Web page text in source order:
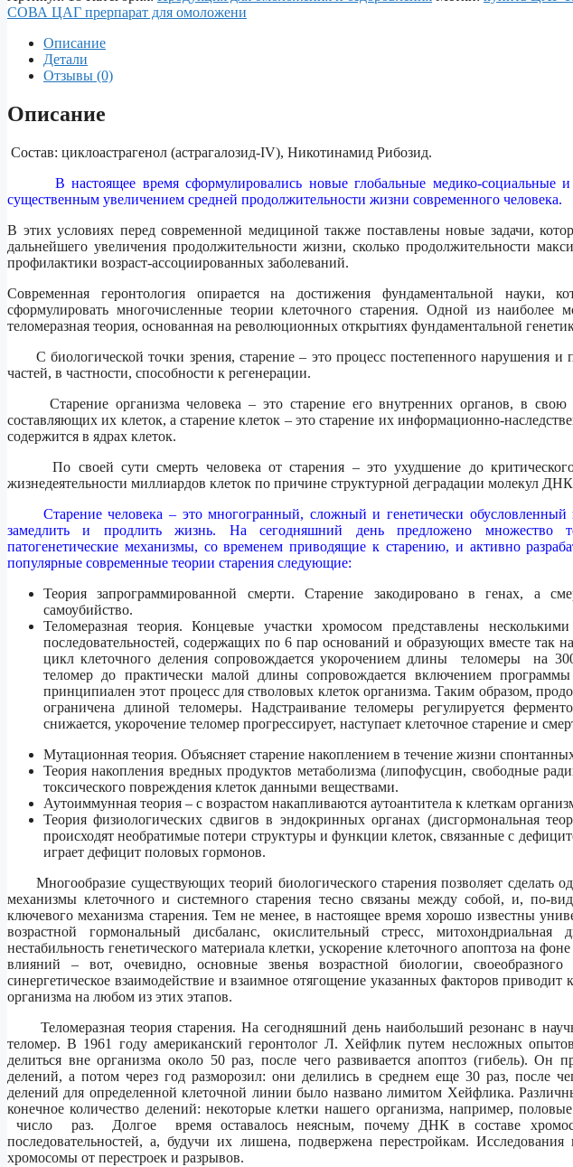
Циклоастрагенол
–
активатор
теломеразы
процессов
старения
СОВА ЦАГ прерпарат для омоложени
Описание
Детали
Отзывы (0)
Описание
Состав: циклоастрагенол (астрагалозид-IV), Никотинамид Рибозид.
В настоящее время сформулировались новые глобальные медико-социальные
существенным увеличением средней продолжительности жизни современного человека.
В этих условиях перед современной медициной также поставлены новые задачи,
дальнейшего увеличения продолжительности жизни, сколько продолжительности
профилактики возраст-ассоциированных заболеваний.
Современная геронтология опирается на достижения фундаментальной науки,
сформулировать многочисленные теории клеточного старения. Одной из наиболее
теломеразная теория, основанная на революционных открытиях фундаментальной
С биологической точки зрения, старение – это процесс постепенного нарушения и
частей, в частности, способности к регенерации.
Старение организма человека – это старение его внутренних органов, в свою
составляющих их клеток, а старение клеток – это старение их информационно-
содержится в ядрах клеток.
По своей сути смерть человека от старения – это ухудшение до критического
жизнедеятельности миллиардов клеток по причине структурной деградации молекул
Старение человека – это многогранный, сложный и генетически обусловленный
замедлить и продлить жизнь. На сегодняшний день предложено множество
патогенетические механизмы, со временем приводящие к старению, и активно
популярные современные теории старения следующие:
Теория запрограммированной смерти. Старение закодировано в генах, а
самоубийство.
Теломеразная теория. Концевые участки хромосом представлены
последовательностей, содержащих по 6 пар оснований и образующих вместе
цикл клеточного деления сопровождается укорочением длины теломеры на
теломер до практически малой длины сопровождается включением
принципиален этот процесс для стволовых клеток организма. Таким образом,
ограничена длиной теломеры. Надстраивание теломеры регулируется
снижается, укорочение теломер прогрессирует, наступает клеточное старение и
Мутационная теория. Объясняет старение накоплением в течение жизни
Теория накопления вредных продуктов метаболизма (липофусцин, свободные
токсического повреждения клеток данными веществами.
Аутоиммунная теория – с возрастом накапливаются аутоантитела к клеткам
Теория физиологических сдвигов в эндокринных органах (дисгормональная
происходят необратимые потери структуры и функции клеток, связанные с
играет дефицит половых гормонов.
Многообразие существующих теорий биологического старения позволяет сделать
механизмы клеточного и системного старения тесно связаны между собой, и, по-
ключевого механизма старения. Тем не менее, в настоящее время хорошо известны
возрастной гормональный дисбаланс, окислительный стресс,
нестабильность генетического материала клетки, ускорение клеточного апоптоза на
влияний – вот, очевидно, основные звенья возрастной биологии,
синергетическое взаимодействие и взаимное отягощение указанных факторов
организма на любом из этих этапов.
Теломеразная теория старения. На сегодняшний день наибольший резонанс в
теломер. В 1961 году американский геронтолог Л. Хейфлик путем несложных
делиться вне организма около 50 раз, после чего развивается апоптоз (гибель). Он
делений, а потом через год разморозил: они делились в среднем еще 30 раз, после
делений для определенной клеточной линии было названо лимитом Хейфлика.
конечное количество делений: некоторые клетки нашего организма, например,
число раз. Долгое время оставалось неясным, почему ДНК в составе
последовательностей, а, будучи их лишена, подвержена перестройкам.
хромосомы от перестроек и разрывов.